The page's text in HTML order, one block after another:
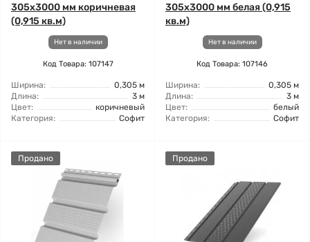
305х3000 мм коричневая
(0,915 кв.м)
Нет в наличии
Код Товара: 107147
Ширина:
0,305 м
Длина:
3 м
Цвет:
коричневый
Категория:
Софит
305х3000 мм белая (0,915
кв.м)
Нет в наличии
Код Товара: 107146
Ширина:
0,305 м
Длина:
3 м
Цвет:
белый
Категория:
Софит
Продано Продано